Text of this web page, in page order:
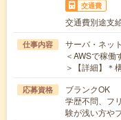
交通費
交通費別途支
仕事内容
サーバ・ネッ
＜AWSで稼
＞【詳細】＊
応募資格
ブランクOK
学歴不問、フ
験が浅い方や